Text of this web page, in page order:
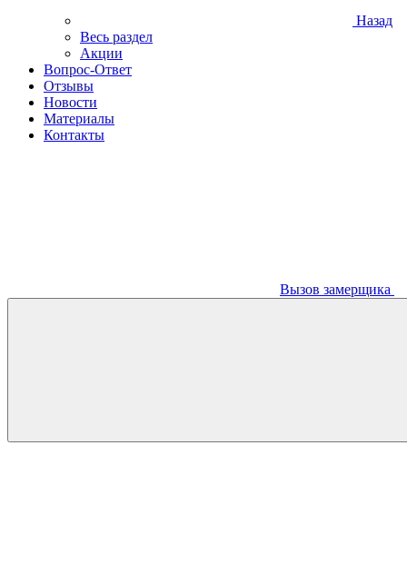
Назад
Весь раздел
Акции
Вопрос-Ответ
Отзывы
Новости
Материалы
Контакты
Вызов замерщика